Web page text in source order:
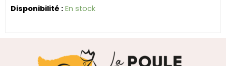
Disponibilité : En stock